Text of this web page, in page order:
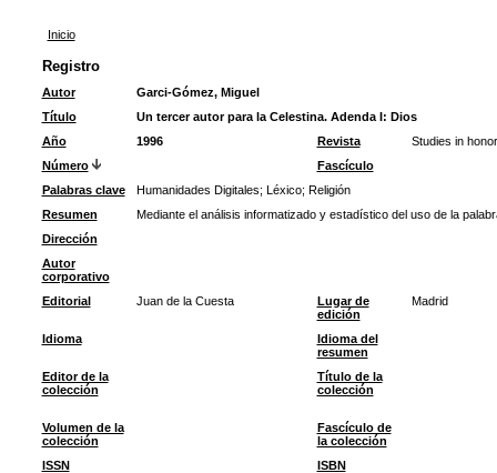
Inicio
Registro
Autor
Garci-Gómez, Miguel
Título
Un tercer autor para la Celestina. Adenda I: Dios
Año
1996 Revista
Studies in
Número
Fascículo
Palabras clave
Humanidades Digitales; Léxico; Religión
Resumen
Mediante el análisis informatizado y estadístico del uso de la
Dirección
Autor
corporativo
Editorial
Juan de la Cuesta
Lugar de
edición
Madrid
Idioma
Idioma del
resumen
Editor de la
colección
Título de la
colección
Volumen de la
colección
Fascículo de
la colección
ISSN
ISBN